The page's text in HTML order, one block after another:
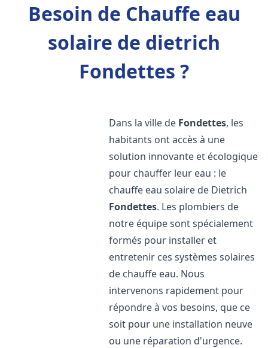
Besoin de Chauffe eau
solaire de dietrich
Fondettes ?
Dans la ville de Fondettes, les
habitants ont accès à une
solution innovante et écologique
pour chauffer leur eau : le
chauffe eau solaire de Dietrich
Fondettes. Les plombiers de
notre équipe sont spécialement
formés pour installer et
entretenir ces systèmes solaires
de chauffe eau. Nous
intervenons rapidement pour
répondre à vos besoins, que ce
soit pour une installation neuve
ou une réparation d'urgence.